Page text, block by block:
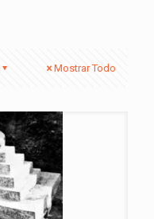
Mostrar Todo